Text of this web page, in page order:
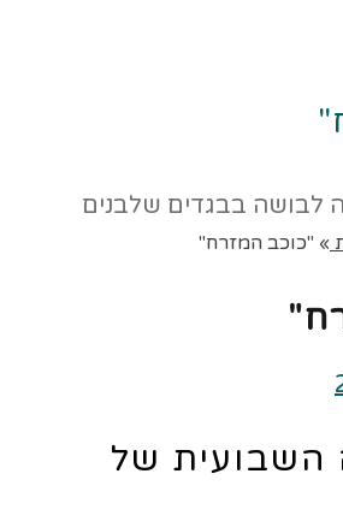
» "כוכב המזרח"
השבועית של